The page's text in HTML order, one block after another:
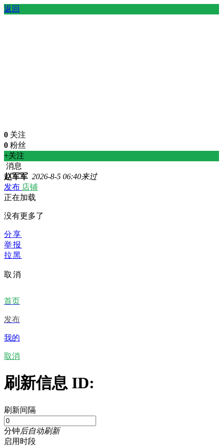
返回
0 关注
0 粉丝
+关注
消息
赵军军 2026-8-5 06:40来过
发布 店铺
正在加载
没有更多了
分享
举报
拉黑
取消
首页
发布
我的
取消
刷新信息 ID:
刷新间隔
分钟后自动刷新
启用时段